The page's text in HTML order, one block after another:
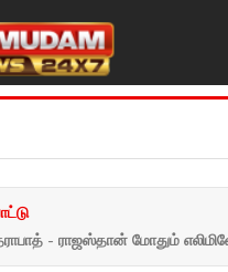
- ராஜஸ்தான் மோதும்